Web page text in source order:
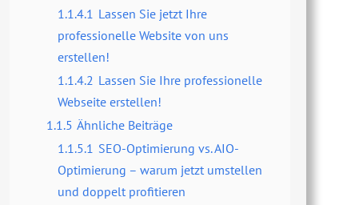
1.1.4.1 Lassen Sie jetzt Ihre
professionelle Website von uns
erstellen!
1.1.4.2 Lassen Sie Ihre professionelle
Webseite erstellen!
1.1.5 Ähnliche Beiträge
1.1.5.1 SEO-Optimierung vs. AIO-
Optimierung – warum jetzt umstellen
und doppelt profitieren